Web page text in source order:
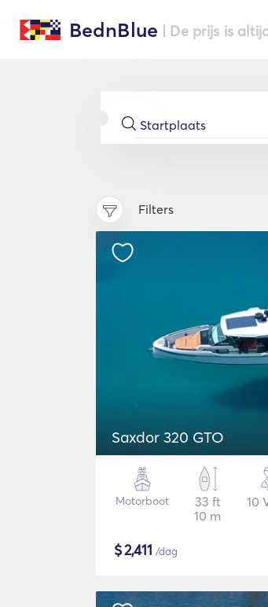
BednBlue | De prijs is
Filters
Saxdor 320 GTO
Motorboot
33 ft
10 m
10
$2,411 /dag